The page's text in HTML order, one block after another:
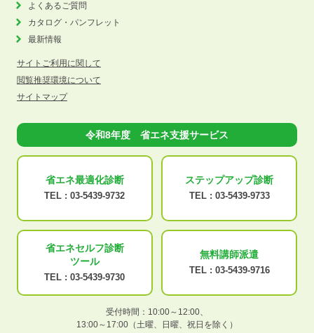
よくあるご質問
カタログ・パンフレット
最新情報
サイトご利用に関して
閲覧推奨環境について
サイトマップ
令和8年度 省エネ支援サービス
省エネ最適化診断
TEL : 03-5439-9732
ステップアップ診断
TEL : 03-5439-9733
省エネセルフ診断
ツール
TEL : 03-5439-9730
無料講師派遣
TEL : 03-5439-9716
受付時間：10:00～12:00、
13:00～17:00（土曜、日曜、祝日を除く）